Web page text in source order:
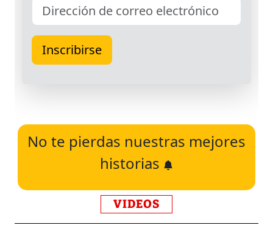
No te pierdas nuestras mejores
historias
VIDEOS